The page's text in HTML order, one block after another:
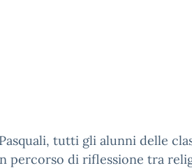
tutti gli alunni delle
percorso di riflessione tra